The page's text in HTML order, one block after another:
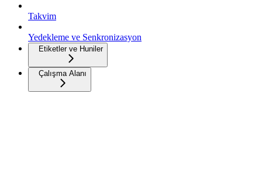
Takvim
Yedekleme ve Senkronizasyon
Etiketler ve Huniler
Çalışma Alanı